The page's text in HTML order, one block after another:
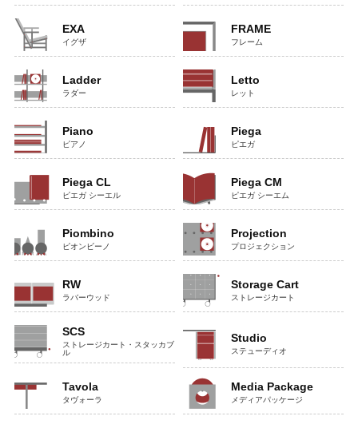
EXA
イグザ
FRAME
フレーム
Ladder
ラダー
Letto
レット
Piano
ピアノ
Piega
ピエガ
Piega CL
ピエガ シーエル
Piega CM
ピエガ シーエム
Piombino
ピオンビーノ
Projection
プロジェクション
RW
ラバーウッド
Storage Cart
ストレージカート
SCS
ストレージカート・スタッカブ
ル
Studio
ステューディオ
Tavola
タヴォーラ
Media Package
メディアパッケージ